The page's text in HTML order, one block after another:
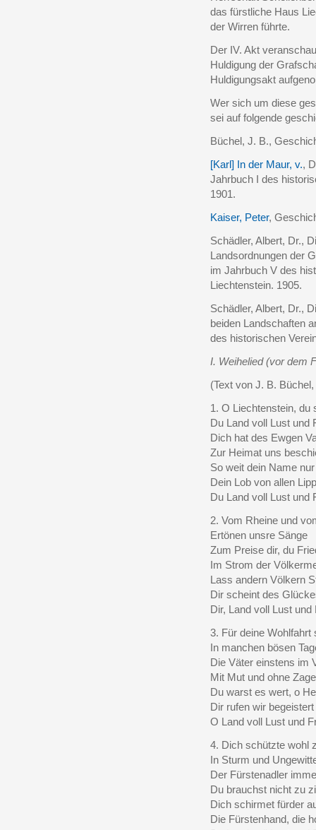
das fürstliche Haus
der Wirren führte.
Der IV. Akt
Huldigung der
Huldigungsakt
Wer sich um diese
sei auf folgende
Büchel, J. B.,
[Karl] In der Maur, v.,
Jahrbuch I des
1901.
Kaiser, Peter,
Schädler, Albert, Dr.,
Landsordnungen der
im Jahrbuch V des
Liechtenstein. 1905.
Schädler, Albert, Dr.,
beiden Landschaften
des historischen
I. Weihelied (vor dem
(Text von J. B.
1. O Liechtenstein, du
Du Land voll Lust und
Dich hat des Ewgen
Zur Heimat uns
So weit dein Name
Dein Lob von allen
Du Land voll Lust und
2. Vom Rheine und
Ertönen unsre Sänge
Zum Preise dir, du
Im Strom der
Lass andern Völkern
Dir scheint des
Dir, Land voll Lust und
3. Für deine Wohlfahrt
In manchen bösen
Die Väter einstens im
Mit Mut und ohne
Du warst es wert, o
Dir rufen wir
O Land voll Lust und
4. Dich schützte wohl
In Sturm und
Der Fürstenadler
Du brauchst nicht zu
Dich schirmet fürder
Die Fürstenhand, die